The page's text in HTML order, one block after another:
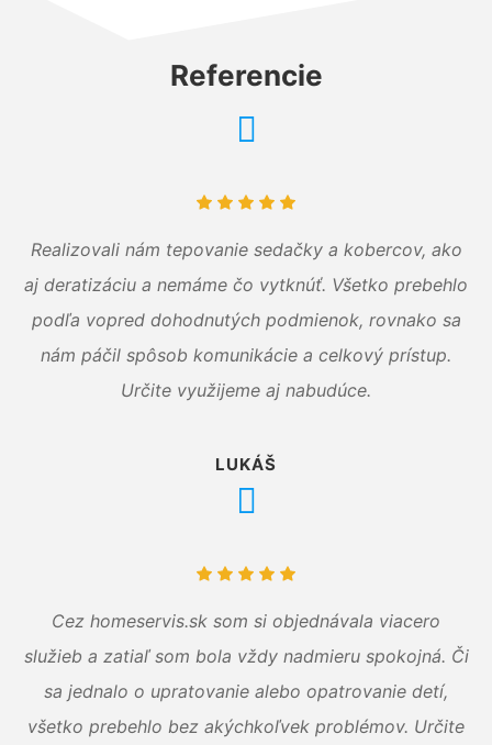
Referencie
Realizovali nám tepovanie sedačky a kobercov, ako
aj deratizáciu a nemáme čo vytknúť. Všetko prebehlo
podľa vopred dohodnutých podmienok, rovnako sa
nám páčil spôsob komunikácie a celkový prístup.
Určite využijeme aj nabudúce.
LUKÁŠ
Cez homeservis.sk som si objednávala viacero
služieb a zatiaľ som bola vždy nadmieru spokojná. Či
sa jednalo o upratovanie alebo opatrovanie detí,
všetko prebehlo bez akýchkoľvek problémov. Určite